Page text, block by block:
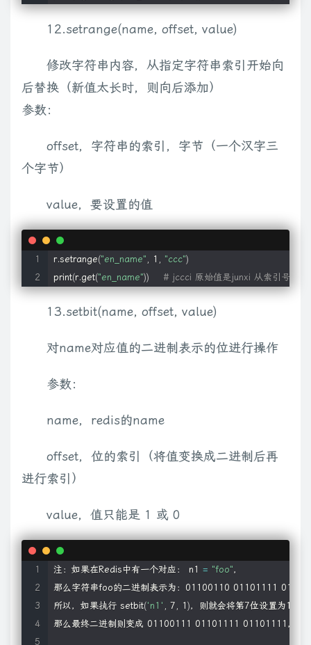
12.setrange(name, offset, value)
修改字符串内容，从指定字符串索引开始向
后替换（新值太长时，则向后添加）
参数：
offset，字符串的索引，字节（一个汉字三
个字节）
value，要设置的值
r.setrange("en_name" , 1, "ccc")
print(r.get("en_name")) # jccci 原始值是junxi 从索引号是1
13.setbit(name, offset, value)
对name对应值的二进制表示的位进行操作
参数：
name，redis的name
offset，位的索引（将值变换成二进制后再
进行索引）
value，值只能是 1 或 0
注：如果在Redis中有一个对应： n1 = "foo"，
那么字符串foo的二进制表示为：01100110 01101111
所以，如果执行 setbit('n1' , 7, 1 )，则就会将第7位设置为1，
那么最终二进制则变成 01100111 01101111 01101111，即